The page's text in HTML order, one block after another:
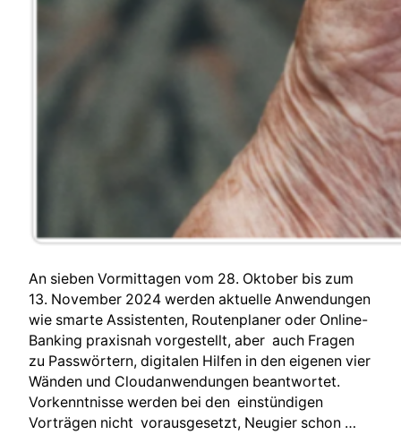
An sieben Vormittagen vom 28. Oktober bis zum
13. November 2024 werden aktuelle Anwendungen
wie smarte Assistenten, Routenplaner oder Online-
Banking praxisnah vorgestellt, aber auch Fragen
zu Passwörtern, digitalen Hilfen in den eigenen vier
Wänden und Cloudanwendungen beantwortet.
Vorkenntnisse werden bei den einstündigen
Vorträgen nicht vorausgesetzt, Neugier schon …